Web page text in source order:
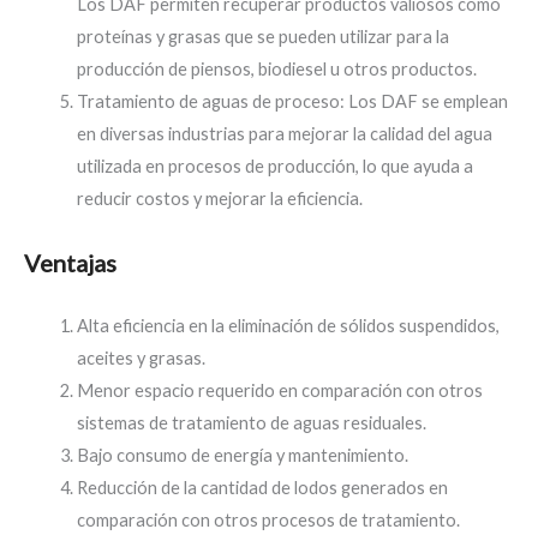
Los DAF permiten recuperar productos valiosos como
proteínas y grasas que se pueden utilizar para la
producción de piensos, biodiesel u otros productos.
Tratamiento de aguas de proceso: Los DAF se emplean
en diversas industrias para mejorar la calidad del agua
utilizada en procesos de producción, lo que ayuda a
reducir costos y mejorar la eficiencia.
Ventajas
Alta eficiencia en la eliminación de sólidos suspendidos,
aceites y grasas.
Menor espacio requerido en comparación con otros
sistemas de tratamiento de aguas residuales.
Bajo consumo de energía y mantenimiento.
Reducción de la cantidad de lodos generados en
comparación con otros procesos de tratamiento.